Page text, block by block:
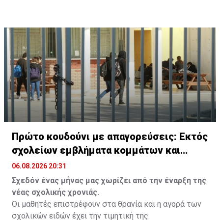
Πρώτο κουδούνι με απαγορεύσεις: Εκτός
σχολείων εμβλήματα κομμάτων και
ομάδων
06.08.2026 20:31
Σχεδόν ένας μήνας μας χωρίζει από την έναρξη της
νέας σχολικής χρονιάς.
Οι μαθητές επιστρέφουν στα θρανία και η αγορά των
σχολικών ειδών έχει την τιμητική της.